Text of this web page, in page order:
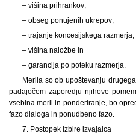
– višina prihrankov;
– obseg ponujenih ukrepov;
– trajanje koncesijskega razmerja;
– višina naložbe in
– garancija po poteku razmerja.
Merila so ob upoštevanju
padajočem zaporedju njihove
vsebina meril in ponderiranje, bo
fazo dialoga in ponudbeno fazo.
7. Postopek izbire izvajalca